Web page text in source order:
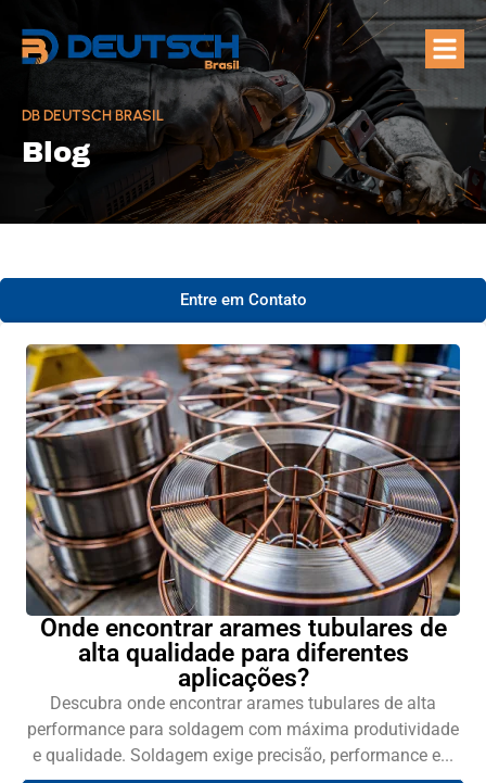
DB DEUTSCH BRASIL
Blog
Entre em Contato
Onde encontrar arames tubulares de
alta qualidade para diferentes
aplicações?
Descubra onde encontrar arames tubulares de alta
performance para soldagem com máxima produtividade
e qualidade. Soldagem exige precisão, performance e...